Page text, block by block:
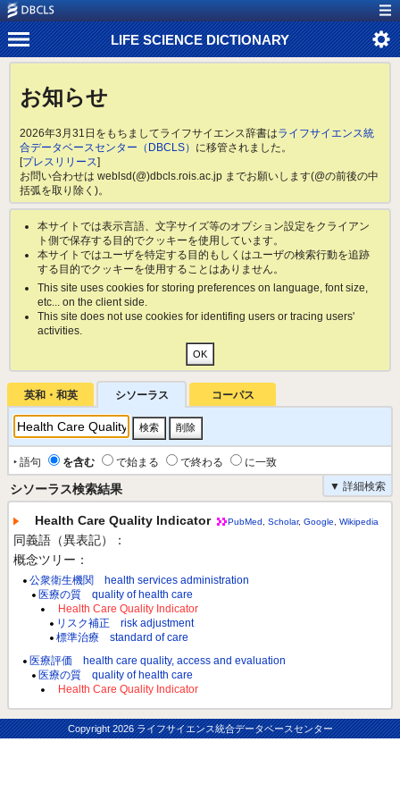
LIFE SCIENCE DICTIONARY
お知らせ
2026年3月31日をもちましてライフサイエンス辞書はライフサイエンス統
合データベースセンター（DBCLS） に移管されました。
[プレスリリース]
お問い合わせは weblsd(@)dbcls.rois.ac.jp までお願いします(@の前後の中
括弧を取り除く)。
本サイトでは表示言語、文字サイズ等のオプション設定をクライアン
ト側で保存する目的でクッキーを使用しています。
本サイトではユーザを特定する目的もしくはユーザの検索行動を追跡
する目的でクッキーを使用することはありません。
This site uses cookies for storing preferences on language, font size,
etc... on the client side.
This site does not use cookies for identifing users or tracing users'
activities.
英和・和英 シソーラス コーパス
‣ 語句 を含む で始まる で終わる
に一致
▼ 詳細検索
シソーラス検索結果
Health Care Quality Indicator PubMed Scholar, Google Wikipedia
同義語（異表記）：
概念ツリー：
公衆衛生機関 health services administration
医療の質 quality of health care
Health Care Quality Indicator
リスク補正 risk adjustment
標準治療 standard of care
医療評価 health care quality, access and evaluation
医療の質 quality of health care
Health Care Quality Indicator
Copyright2026 ライフサイエンス統合データベースセンター